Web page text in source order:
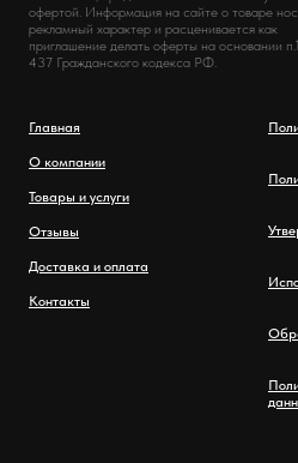
офертой. Информация на сайте о товаре
рекламный характер и расценивается как
приглашение делать оферты на основании
437 Гражданского кодекса РФ.
Главная
О компании
Товары и услуги
Отзывы
Доставка и оплата
Контакты